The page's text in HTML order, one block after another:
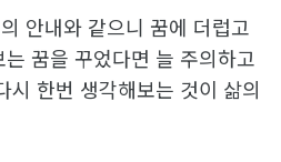
안내와 같으니 꿈에 더럽고
꿈을 꾸었다면 늘 주의하고
시 한번 생각해보는 것이 삶의